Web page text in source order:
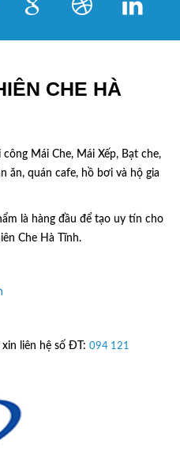
CHE HÀ
Mái Che, Mái Xếp, Bạt che,
ăn, quán cafe, hồ bơi và hộ gia
là hàng đầu để tạo uy tín cho
Che Hà Tĩnh.
liên hệ số ĐT: 094 121